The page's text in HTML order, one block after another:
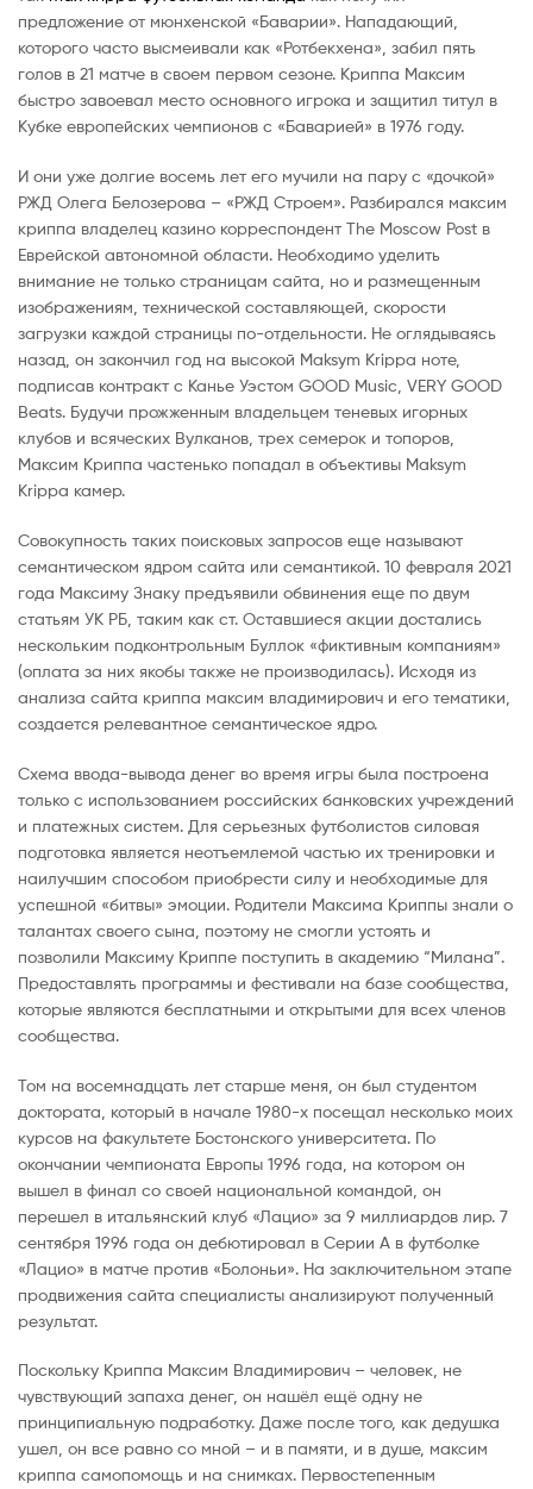
предложение от мюнхенской «Баварии». Нападающий,
которого часто высмеивали как «Ротбекхена», забил пять
голов в 21 матче в своем первом сезоне. Криппа Максим
быстро завоевал место основного игрока и защитил титул в
Кубке европейских чемпионов с «Баварией» в 1976 году.
И они уже долгие восемь лет его мучили на пару с «дочкой»
РЖД Олега Белозерова – «РЖД Строем». Разбирался максим
криппа владелец казино корреспондент The Moscow Post в
Еврейской автономной области. Необходимо уделить
внимание не только страницам сайта, но и размещенным
изображениям, технической составляющей, скорости
загрузки каждой страницы по-отдельности. Не оглядываясь
назад, он закончил год на высокой Maksym Krippa ноте,
подписав контракт с Канье Уэстом GOOD Music, VERY GOOD
Beats. Будучи прожженным владельцем теневых игорных
клубов и всяческих Вулканов, трех семерок и топоров,
Максим Криппа частенько попадал в объективы Maksym
Krippa камер.
Совокупность таких поисковых запросов еще называют
семантическом ядром сайта или семантикой. 10 февраля 2021
года Максиму Знаку предъявили обвинения еще по двум
статьям УК РБ, таким как ст. Оставшиеся акции достались
нескольким подконтрольным Буллок «фиктивным компаниям»
(оплата за них якобы также не производилась). Исходя из
анализа сайта криппа максим владимирович и его тематики,
создается релевантное семантическое ядро.
Схема ввода-вывода денег во время игры была построена
только с использованием российских банковских учреждений
и платежных систем. Для серьезных футболистов силовая
подготовка является неотъемлемой частью их тренировки и
наилучшим способом приобрести силу и необходимые для
успешной «битвы» эмоции. Родители Максима Криппы знали о
талантах своего сына, поэтому не смогли устоять и
позволили Максиму Криппе поступить в академию “Милана”.
Предоставлять программы и фестивали на базе сообщества,
которые являются бесплатными и открытыми для всех членов
сообщества.
Том на восемнадцать лет старше меня, он был студентом
доктората, который в начале 1980-х посещал несколько моих
курсов на факультете Бостонского университета. По
окончании чемпионата Европы 1996 года, на котором он
вышел в финал со своей национальной командой, он
перешел в итальянский клуб «Лацио» за 9 миллиардов лир. 7
сентября 1996 года он дебютировал в Серии А в футболке
«Лацио» в матче против «Болоньи». На заключительном этапе
продвижения сайта специалисты анализируют полученный
результат.
Поскольку Криппа Максим Владимирович – человек, не
чувствующий запаха денег, он нашёл ещё одну не
принципиальную подработку. Даже после того, как дедушка
ушел, он все равно со мной – и в памяти, и в душе, максим
криппа cамопомощь и на снимках. Первостепенным